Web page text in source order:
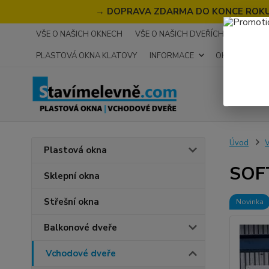
→ DOPRAVA ZDARMA DO KONCE
VŠE O NAŠICH OKNECH VŠE O NAŠICH DVEŘÍCH
PLASTOVÁ OKNA KLATOVY
INFORMACE OKNA NA
Plastová okna
Sklepní okna
Střešní okna
Balkonové dveře
Vchodové dveře
Úvod
Novinka